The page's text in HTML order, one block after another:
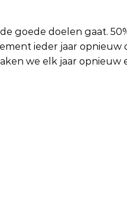
goede doelen gaat.
ieder jaar opnieuw
we elk jaar opnieuw